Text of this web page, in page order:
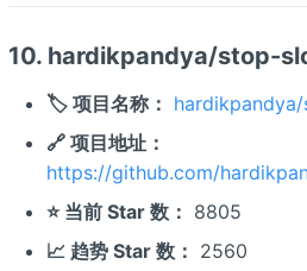
10. hardikpandya/stop-
🏷️ 项目名称：
🔗 项目地址：
https://github.com/
⭐ 当前 Star 数： 8805
📈 趋势 Star 数： 2560